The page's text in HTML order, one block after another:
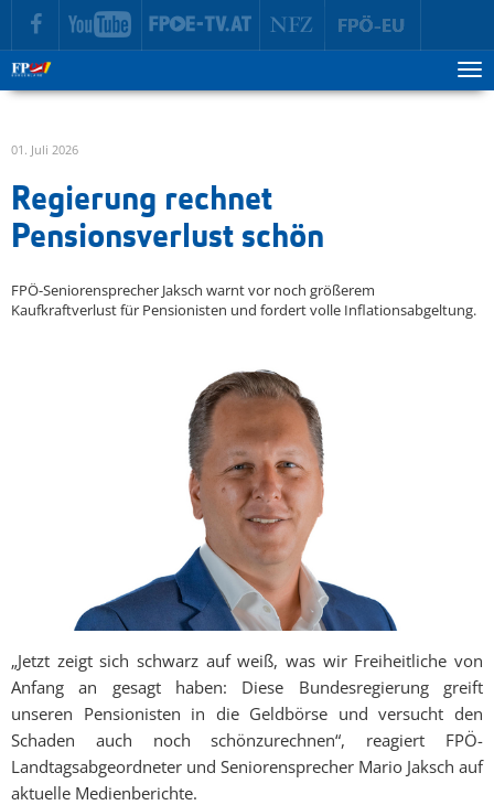
zur Hauptnavigation springen
zum Inhalt springen
01. Juli 2026
Regierung rechnet
Pensionsverlust schön
FPÖ-Seniorensprecher Jaksch warnt vor noch größerem
Kaufkraftverlust für Pensionisten und fordert volle Inflationsabgeltung.
„Jetzt zeigt sich schwarz auf weiß, was wir Freiheitliche von
Anfang an gesagt haben: Diese Bundesregierung greift
unseren Pensionisten in die Geldbörse und versucht den
Schaden auch noch schönzurechnen“, reagiert FPÖ-
Landtagsabgeordneter und Seniorensprecher Mario Jaksch auf
aktuelle Medienberichte.